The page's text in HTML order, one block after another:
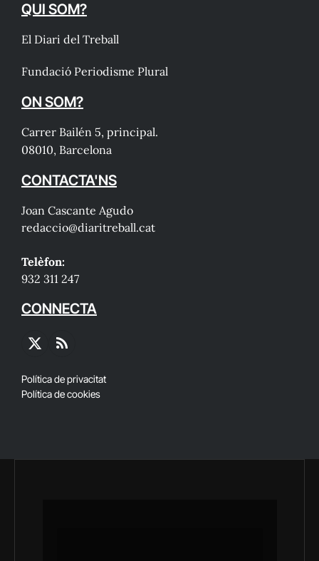
QUI SOM?
El Diari del Treball
Fundació Periodisme Plural
ON SOM?
Carrer Bailén 5, principal.
08010, Barcelona
CONTACTA'NS
Joan Cascante Agudo
redaccio@diaritreball.cat
Telèfon:
932 311 247
CONNECTA
X
RSS
Política de privacitat
Política de cookies